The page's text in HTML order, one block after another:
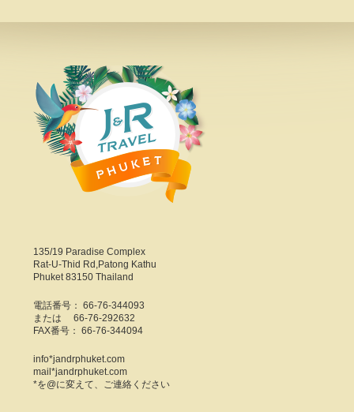
135/19 Paradise Complex
Rat-U-Thid Rd,Patong Kathu
Phuket 83150 Thailand
電話番号： 66-76-344093
または 66-76-292632
FAX番号： 66-76-344094
info*jandrphuket.com
mail*jandrphuket.com
*を@に変えて、ご連絡ください